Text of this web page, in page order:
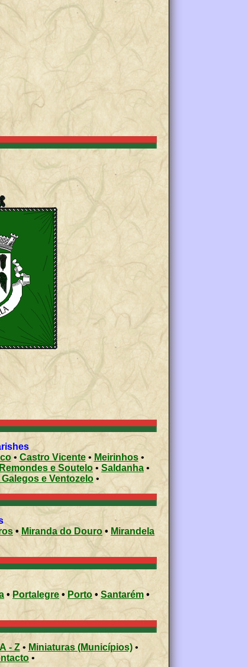
• Castro Vicente• Meirinhos•
Remondes e Soutelo • Saldanha •
e Ventozelo•
• Miranda do Douro • Mirandela
•Portalegre • Porto • Santarém•
A - Z• Miniaturas (Municípios)•
•